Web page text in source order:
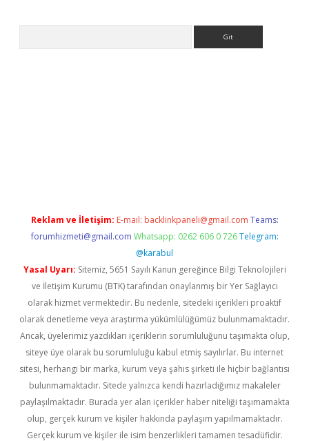
Reklam ve İletişim: E-mail: backlinkpaneli@gmail.com Teams:
forumhizmeti@gmail.com Whatsapp: 0262 606 0 726 Telegram:
@karabul
Yasal Uyarı: Sitemiz, 5651 Sayılı Kanun gereğince Bilgi Teknolojileri
ve İletişim Kurumu (BTK) tarafından onaylanmış bir Yer Sağlayıcı
olarak hizmet vermektedir. Bu nedenle, sitedeki içerikleri proaktif
olarak denetleme veya araştırma yükümlülüğümüz bulunmamaktadır.
Ancak, üyelerimiz yazdıkları içeriklerin sorumluluğunu taşımakta olup,
siteye üye olarak bu sorumluluğu kabul etmiş sayılırlar. Bu internet
sitesi, herhangi bir marka, kurum veya şahıs şirketi ile hiçbir bağlantısı
bulunmamaktadır. Sitede yalnızca kendi hazırladığımız makaleler
paylaşılmaktadır. Burada yer alan içerikler haber niteliği taşımamakta
olup, gerçek kurum ve kişiler hakkında paylaşım yapılmamaktadır.
Gerçek kurum ve kişiler ile isim benzerlikleri tamamen tesadüfidir.